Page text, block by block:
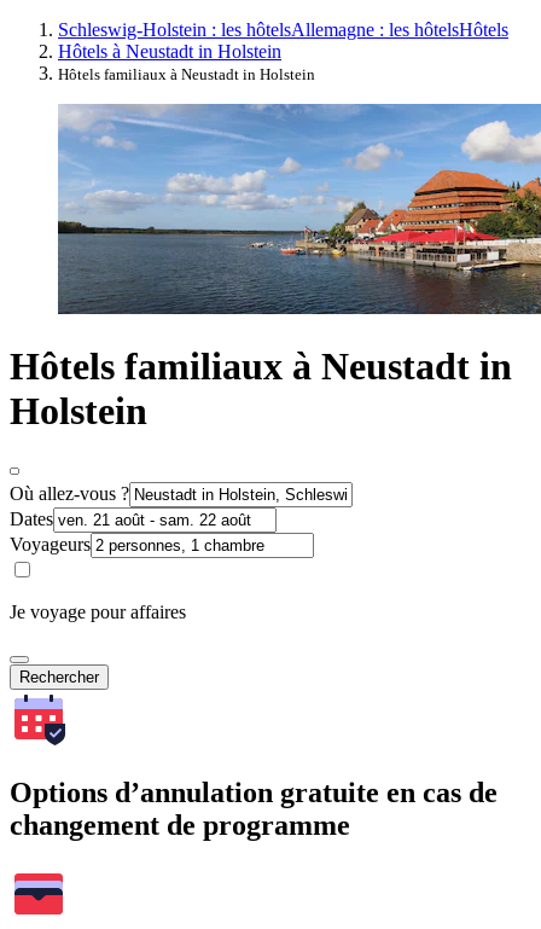
Schleswig-Holstein : les hôtelsAllemagne : les hôtelsHôtels
Hôtels à Neustadt in Holstein
Hôtels familiaux à Neustadt in Holstein
Hôtels familiaux à Neustadt in
Holstein
Où allez-vous ?
Dates
Voyageurs
Je voyage pour affaires
Rechercher
Options d’annulation gratuite en cas de
changement de programme